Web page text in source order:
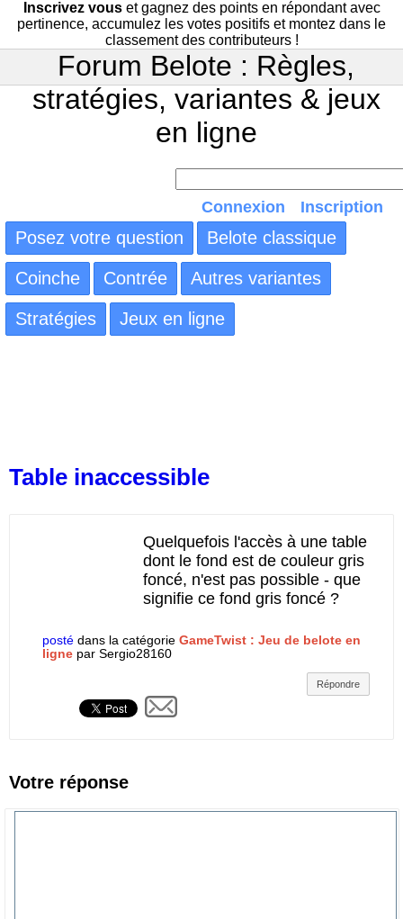
Inscrivez vouset gagnez des points en répondant avec
pertinence, accumulez les votes positifs et montez dans le
classement des contributeurs !
Forum Belote : Règles,
stratégies, variantes & jeux
en ligne
Connexion Inscription
Posez votre question Belote classique
Coinche Contrée Autres variantes
Stratégies Jeux en ligne
Table inaccessible
Quelquefois l'accès à une table
dont le fond est de couleur gris
foncé, n'est pas possible - que
signifie ce fond gris foncé ?
posté dans la catégorie GameTwist : Jeu de belote en
ligne par Sergio28160
Votre réponse